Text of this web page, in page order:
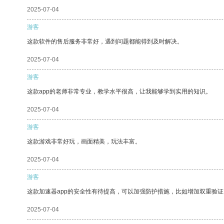
2025-07-04
游客
这款软件的售后服务非常好，遇到问题都能得到及时解决。
2025-07-04
游客
这款app的老师非常专业，教学水平很高，让我能够学到实用的知识。
2025-07-04
游客
这款游戏非常好玩，画面精美，玩法丰富。
2025-07-04
游客
这款加速器app的安全性有待提高，可以加强防护措施，比如增加双重验
2025-07-04